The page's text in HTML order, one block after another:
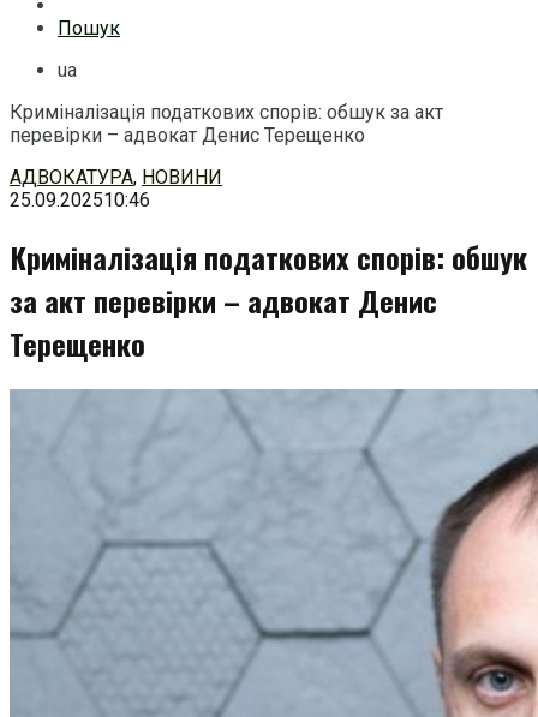
Пошук
ua
Криміналізація податкових спорів: обшук за акт
перевірки – адвокат Денис Терещенко
Перейти
до
АДВОКАТУРА, НОВИНИ
25.09.202510:46
Криміналізація податкових спорів: обшук
за акт перевірки – адвокат Денис
Терещенко